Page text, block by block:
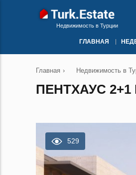
Недвижимость в Турции
ГЛАВНАЯ
Главная › Недвижимость в
ПЕНТХАУС
529